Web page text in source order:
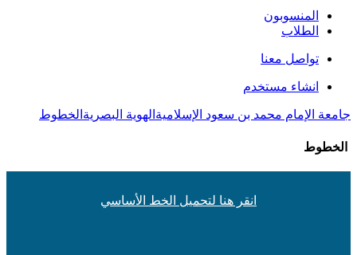
المنسوبون
الطلاب
تواصل معنا
انشاء مستخدم
جامعة الإمام محمد بن سعود الإسلامية الهوية البصرية الخطوط
الخطوط
انقر هنا لتحميل الخط الأساسي